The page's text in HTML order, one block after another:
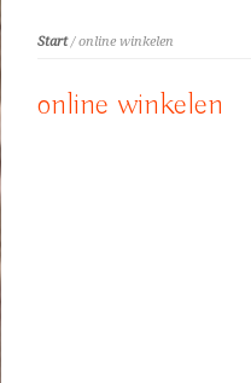
Start/ online winkelen
online winkelen